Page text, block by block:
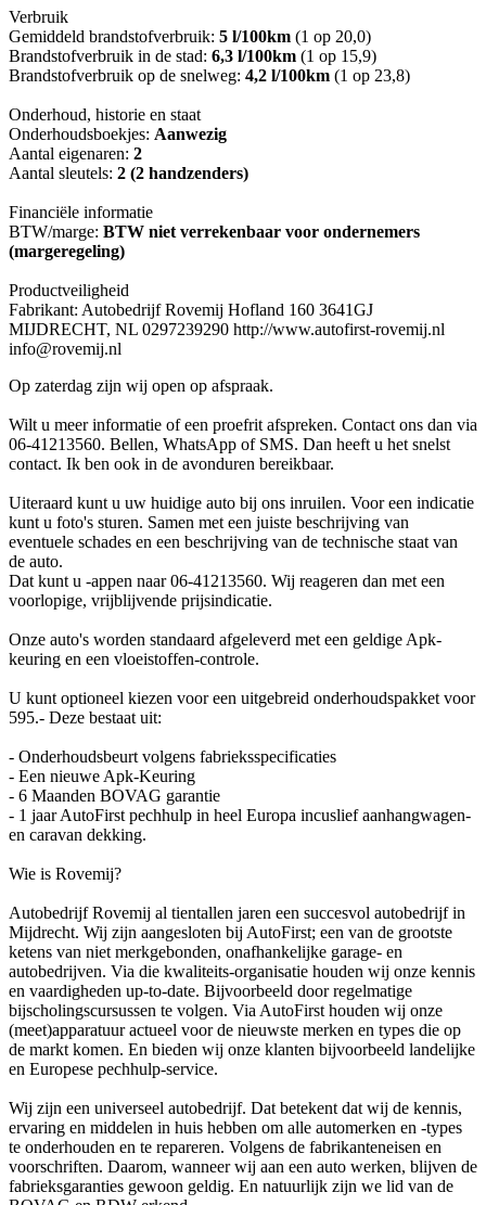
Verbruik
Gemiddeld brandstofverbruik: 5 l/100km (1 op 20,0)
Brandstofverbruik in de stad: 6,3 l/100km (1 op 15,9)
Brandstofverbruik op de snelweg: 4,2 l/100km (1 op 23,8)
Onderhoud, historie en staat
Onderhoudsboekjes: Aanwezig
Aantal eigenaren: 2
Aantal sleutels: 2 (2 handzenders)
Financiële informatie
BTW/marge: BTW niet verrekenbaar voor ondernemers
(margeregeling)
Productveiligheid
Fabrikant: Autobedrijf Rovemij Hofland 160 3641GJ
MIJDRECHT, NL 0297239290 http://www.autofirst-rovemij.nl
info@rovemij.nl
Op zaterdag zijn wij open op afspraak.
Wilt u meer informatie of een proefrit afspreken. Contact ons dan via
06-41213560. Bellen, WhatsApp of SMS. Dan heeft u het snelst
contact. Ik ben ook in de avonduren bereikbaar.
Uiteraard kunt u uw huidige auto bij ons inruilen. Voor een indicatie
kunt u foto's sturen. Samen met een juiste beschrijving van
eventuele schades en een beschrijving van de technische staat van
de auto.
Dat kunt u -appen naar 06-41213560. Wij reageren dan met een
voorlopige, vrijblijvende prijsindicatie.
Onze auto's worden standaard afgeleverd met een geldige Apk-
keuring en een vloeistoffen-controle.
U kunt optioneel kiezen voor een uitgebreid onderhoudspakket voor
595.- Deze bestaat uit:
- Onderhoudsbeurt volgens fabrieksspecificaties
- Een nieuwe Apk-Keuring
- 6 Maanden BOVAG garantie
- 1 jaar AutoFirst pechhulp in heel Europa incuslief aanhangwagen-
en caravan dekking.
Wie is Rovemij?
Autobedrijf Rovemij al tientallen jaren een succesvol autobedrijf in
Mijdrecht. Wij zijn aangesloten bij AutoFirst; een van de grootste
ketens van niet merkgebonden, onafhankelijke garage- en
autobedrijven. Via die kwaliteits-organisatie houden wij onze kennis
en vaardigheden up-to-date. Bijvoorbeeld door regelmatige
bijscholingscursussen te volgen. Via AutoFirst houden wij onze
(meet)apparatuur actueel voor de nieuwste merken en types die op
de markt komen. En bieden wij onze klanten bijvoorbeeld landelijke
en Europese pechhulp-service.
Wij zijn een universeel autobedrijf. Dat betekent dat wij de kennis,
ervaring en middelen in huis hebben om alle automerken en -types
te onderhouden en te repareren. Volgens de fabrikanteneisen en
voorschriften. Daarom, wanneer wij aan een auto werken, blijven de
fabrieksgaranties gewoon geldig. En natuurlijk zijn we lid van de